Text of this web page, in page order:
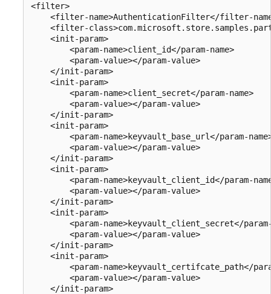
<filter>
<filter-name>AuthenticationFilter</filter-
<filter-
    <init-param>
        <param-name>client_id</param-name>
        <param-value></param-value>
    </init-param>
    <init-param>
        <param-name>client_secret</param-name>
        <param-value></param-value>
    </init-param>
    <init-param>
<param-name>keyvault_base_url</param-
        <param-value></param-value>
    </init-param>
    <init-param>
<param-name>keyvault_client_id</param-
        <param-value></param-value>
    </init-param>
    <init-param>
<param-name>keyvault_client_secret</
        <param-value></param-value>
    </init-param>
    <init-param>
<param-name>keyvault_certifcate_path</
        <param-value></param-value>
    </init-param>